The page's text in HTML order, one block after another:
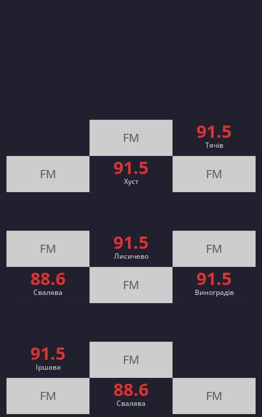
FM 91.5
Тячів
FM 91.5
Хуст FM
FM 91.5
Лисичево FM
88.6
Свалява FM 91.5
Виноградів
91.5
Іршава FM
FM 88.6
Cвалява FM